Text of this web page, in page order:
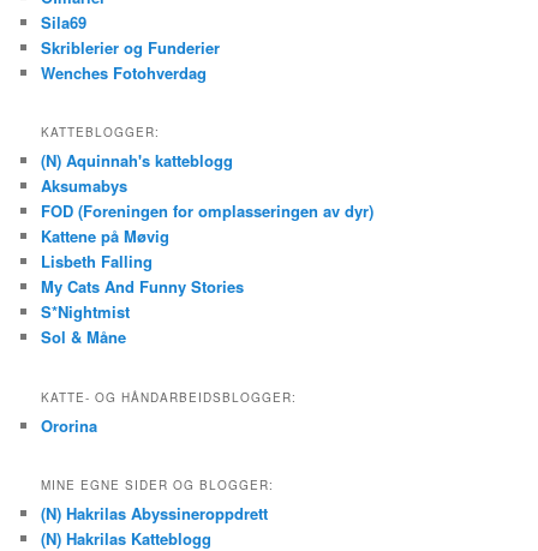
Sila69
Skriblerier og Funderier
Wenches Fotohverdag
KATTEBLOGGER:
(N) Aquinnah's katteblogg
Aksumabys
FOD (Foreningen for omplasseringen av dyr)
Kattene på Møvig
Lisbeth Falling
My Cats And Funny Stories
S*Nightmist
Sol & Måne
KATTE- OG HÅNDARBEIDSBLOGGER:
Ororina
MINE EGNE SIDER OG BLOGGER:
(N) Hakrilas Abyssineroppdrett
(N) Hakrilas Katteblogg